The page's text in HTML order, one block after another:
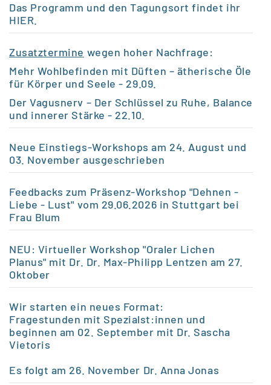
Das Programm und den Tagungsort findet ihr
HIER
Zusatztermine wegen hoher Nachfrage:
Mehr Wohlbefinden mit Düften – ätherische Öle
für Körper und Seele - 29.09.
Der Vagusnerv – Der Schlüssel zu Ruhe, Balance
und innerer Stärke - 22.10.
Neue Einstiegs-Workshops am 24. August und
03. November ausgeschrieben
Feedbacks zum Präsenz-Workshop "Dehnen -
Liebe - Lust" vom 29.06.2026 in Stuttgart bei
Frau Blum
NEU: Virtueller Workshop "Oraler Lichen
Planus" mit Dr. Dr. Max-Philipp Lentzen am 27.
Oktober
Wir starten ein neues Format:
Fragestunden mit Spezialst:innen und
beginnen am 02. September mit Dr. Sascha
Vietoris
Es folgt am 26. November Dr. Anna Jonas